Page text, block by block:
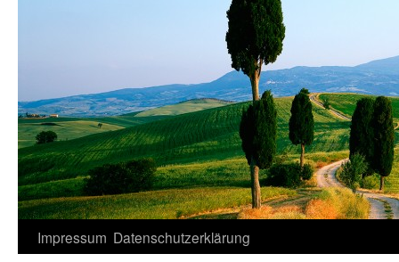
Zum
Impressum Datenschutzerklärung